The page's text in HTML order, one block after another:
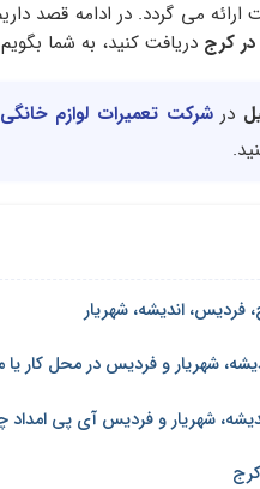
می گردد. در ادامه قصد
در کرجدریافت کنید، به شما
درشرکت تعمیرات لوازم
فردیس، اندیشه، شهریار
شهریار و فردیس در محل کار یا
شهریار و فردیس آی پی امداد